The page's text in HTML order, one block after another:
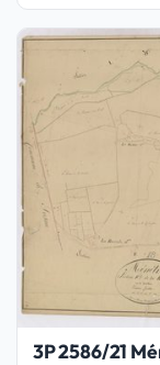
3P 2586/21